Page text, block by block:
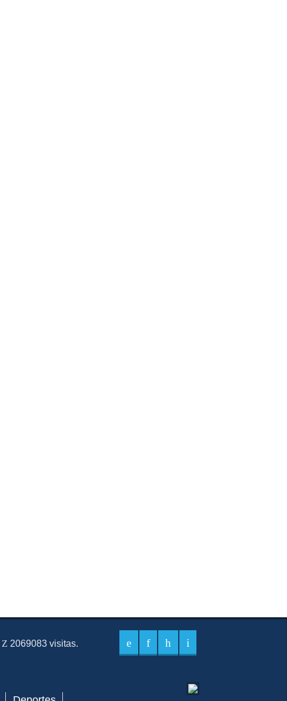
2069083 visitas.